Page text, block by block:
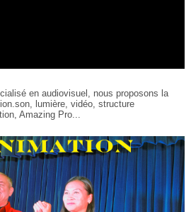
en audiovisuel, nous proposons la
lumière, vidéo, structure
Amazing Pro...